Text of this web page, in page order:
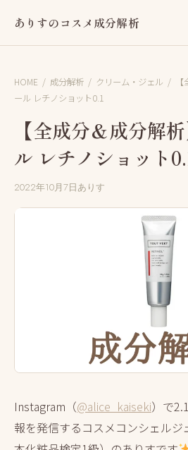
ありすのコスメ成分解析
HOME / 成分解析 / クリーム・ジェル /
ール レチノショット0.1
【全成分＆成分解
ル レチノショット
2022年10月7日ありす
Instagram（@alice_kaiseki）で
報を発信するコスメコンシェルジ